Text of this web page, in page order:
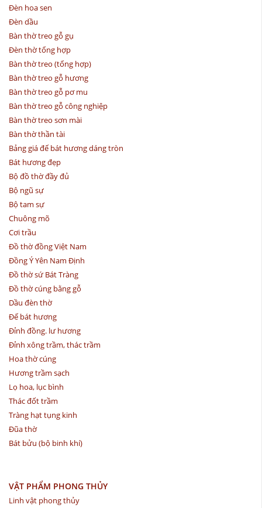
Đèn hoa sen
Đèn dầu
Bàn thờ treo gỗ gụ
Đèn thờ tổng hợp
Bàn thờ treo (tổng hợp)
Bàn thờ treo gỗ hương
Bàn thờ treo gỗ pơ mu
Bàn thờ treo gỗ công nghiệp
Bàn thờ treo sơn mài
Bàn thờ thần tài
Bảng giá đế bát hương dáng tròn
Bát hương đẹp
Bộ đồ thờ đầy đủ
Bộ ngũ sự
Bộ tam sự
Chuông mõ
Cơi trầu
Đồ thờ đồng Việt Nam
Đồng Ý Yên Nam Định
Đồ thờ sứ Bát Tràng
Đồ thờ cúng bằng gỗ
Dầu đèn thờ
Đế bát hương
Đỉnh đồng. lư hương
Đỉnh xông trầm, thác trầm
Hoa thờ cúng
Hương trầm sạch
Lọ hoa, lục bình
Thác đốt trầm
Tràng hạt tụng kinh
Đũa thờ
Bát bửu (bộ binh khí)
VẬT PHẨM PHONG THỦY
Linh vật phong thủy